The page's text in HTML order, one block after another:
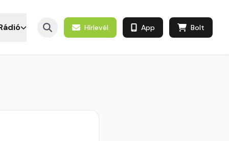
Hírlevél App Bolt